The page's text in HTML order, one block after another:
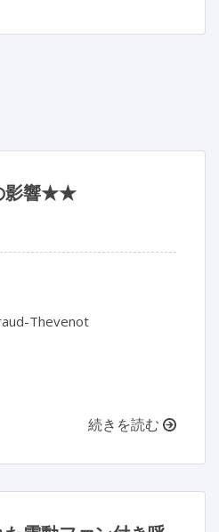
影響★★
Thevenot
続きを読む